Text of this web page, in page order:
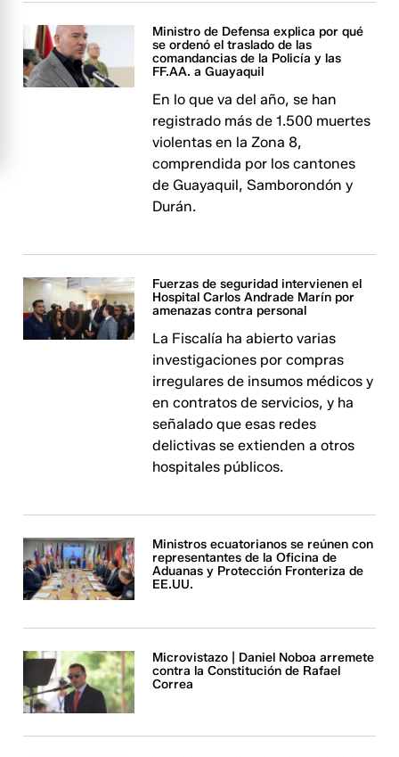
Ministro de Defensa explica por qué
se ordenó el traslado de las
comandancias de la Policía y las
FF.AA. a Guayaquil
En lo que va del año, se han
registrado más de 1.500 muertes
violentas en la Zona 8,
comprendida por los cantones
de Guayaquil, Samborondón y
Durán.
Fuerzas de seguridad intervienen el
Hospital Carlos Andrade Marín por
amenazas contra personal
La Fiscalía ha abierto varias
investigaciones por compras
irregulares de insumos médicos y
en contratos de servicios, y ha
señalado que esas redes
delictivas se extienden a otros
hospitales públicos.
Ministros ecuatorianos se reúnen con
representantes de la Oficina de
Aduanas y Protección Fronteriza de
EE.UU.
Microvistazo | Daniel Noboa arremete
contra la Constitución de Rafael
Correa